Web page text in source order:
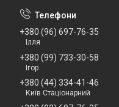
+380 (96) 697-76-35
Ілля
+380 (99) 733-30-58
Ігор
+380 (44) 334-41-46
Київ Стаціонарний